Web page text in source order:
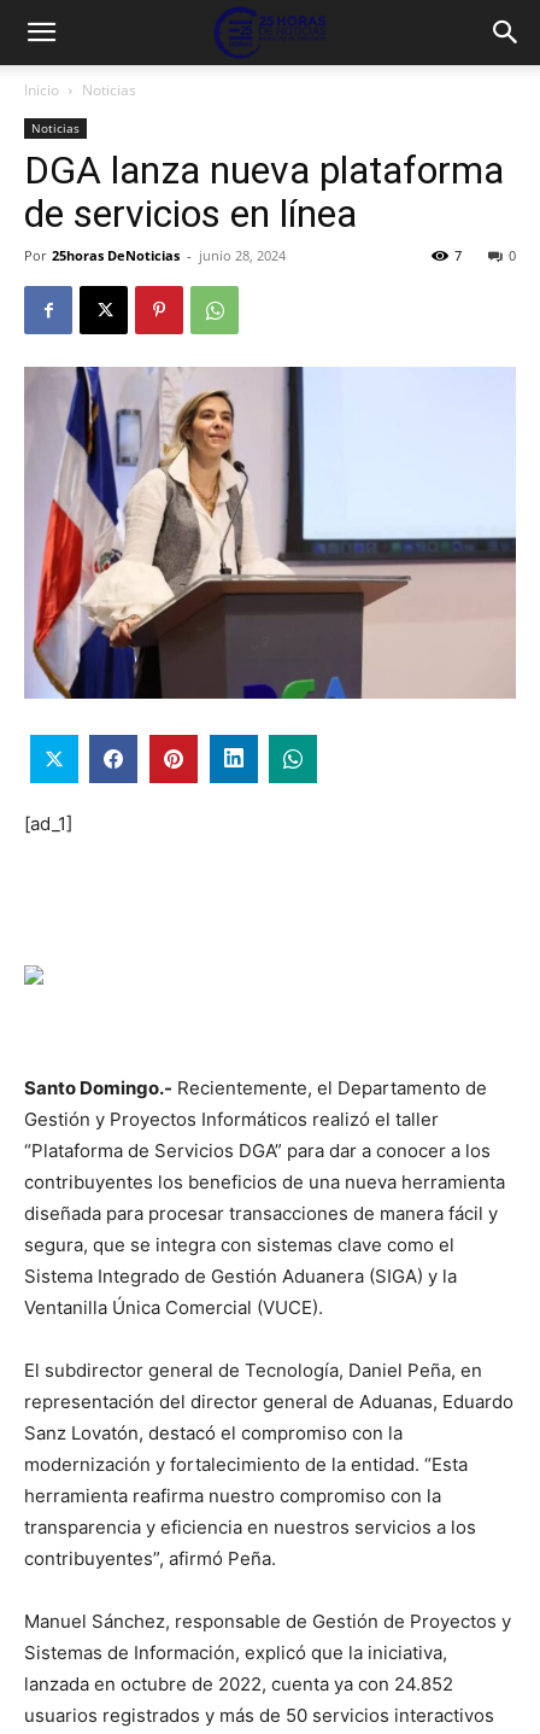
Inicio Noticias
Noticias
DGA lanza nueva plataforma
de servicios en línea
Por 25horas DeNoticias - junio 28, 2024 0
7
[ad_1]
Santo Domingo.- Recientemente, el Departamento de
Gestión y Proyectos Informáticos realizó el taller
“Plataforma de Servicios DGA” para dar a conocer a los
contribuyentes los beneficios de una nueva herramienta
diseñada para procesar transacciones de manera fácil y
segura, que se integra con sistemas clave como el
Sistema Integrado de Gestión Aduanera (SIGA) y la
Ventanilla Única Comercial (VUCE).
El subdirector general de Tecnología, Daniel Peña, en
representación del director general de Aduanas, Eduardo
Sanz Lovatón, destacó el compromiso con la
modernización y fortalecimiento de la entidad. “Esta
herramienta reafirma nuestro compromiso con la
transparencia y eficiencia en nuestros servicios a los
contribuyentes”, afirmó Peña.
Manuel Sánchez, responsable de Gestión de Proyectos y
Sistemas de Información, explicó que la iniciativa,
lanzada en octubre de 2022, cuenta ya con 24.852
usuarios registrados y más de 50 servicios interactivos